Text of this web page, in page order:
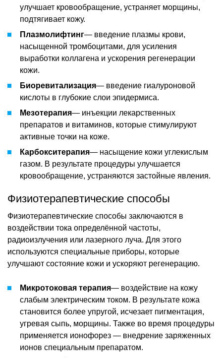
улучшает кровообращение, устраняет морщины,
подтягивает кожу.
Плазмолифтинг— введение плазмы крови,
насыщенной тромбоцитами, для усиления
выработки коллагена и ускорения регенерации
кожи.
Биоревитализация— введение гиалуроновой
кислоты в глубокие слои эпидермиса.
Мезотерапия— инъекции лекарственных
препаратов и витаминов, которые стимулируют
активные точки на коже.
Карбокситерапия— насыщение кожи углекислым
газом. В результате процедуры улучшается
кровообращение, устраняются застойные явления.
Физиотерапевтические способы
Физиотерапевтические способы заключаются в
воздействии тока определённой частоты,
радиоизлучения или лазерного луча. Для этого
используются специальные приборы, которые
улучшают состояние кожи и ускоряют регенерацию.
Микротоковая терапия— воздействие на кожу
слабым электрическим током. В результате кожа
становится более упругой, исчезает пигментация,
угревая сыпь, морщины. Также во время процедуры
применяется ионофорез — внедрение заряженных
ионов специальным препаратом.